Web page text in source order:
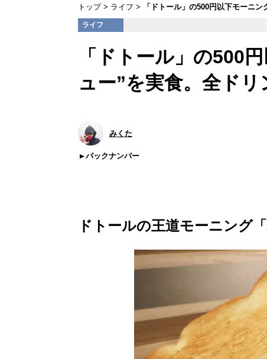
トップ ライフ 「ドトール」の500円以下モーニ
ライフ
「ドトール」の500
ュー”を実食。全ド
みくた
バックナンバー
ドトールの王道モーニング